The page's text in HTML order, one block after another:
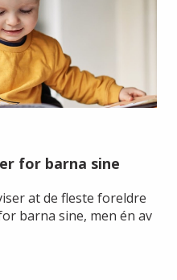
for barna sine
at de fleste foreldre
barna sine, men én av